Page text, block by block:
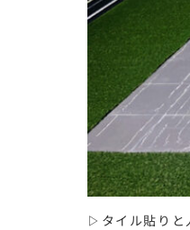
▷タイル貼りと